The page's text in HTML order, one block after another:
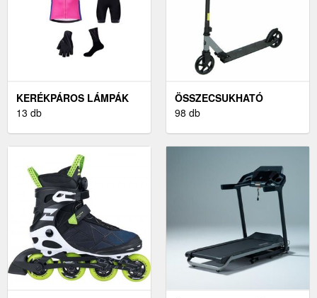
KERÉKPÁROS LÁMPÁK
13 db
ÖSSZECSUKHATÓ
ROLLEREK
98 db